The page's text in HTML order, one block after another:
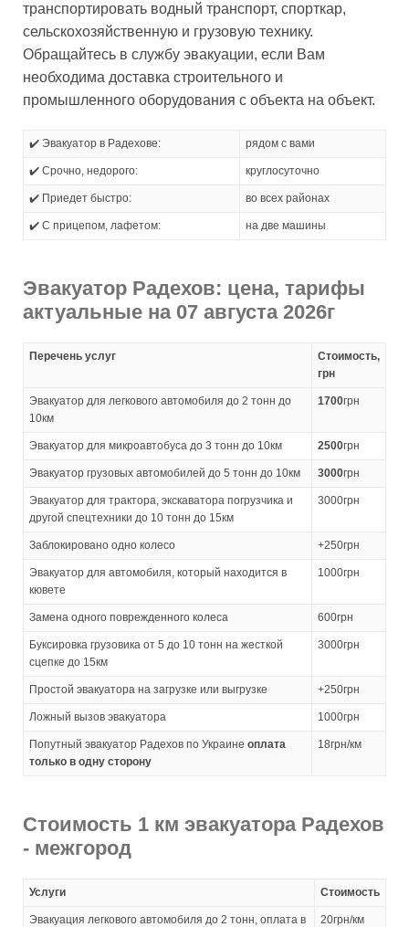
транспортировать водный транспорт, спорткар,
сельскохозяйственную и грузовую технику.
Обращайтесь в службу эвакуации, если Вам
необходима доставка строительного и
промышленного оборудования с объекта на объект.
✔️ Эвакуатор в Радехове: рядом с вами
✔️ Срочно, недорого: круглосуточно
✔️ Приедет быстро: во всех районах
✔️ С прицепом, лафетом: на две машины
Эвакуатор Радехов: цена, тарифы
актуальные на 07 августа 2026г
Перечень услуг
Стоимость,
грн
Эвакуатор для легкового автомобиля до 2 тонн до
10км
1700грн
Эвакуатор для микроавтобуса до 3 тонн до 10км 2500грн
Эвакуатор грузовых автомобилей до 5 тонн до 10км 3000грн
Эвакуатор для трактора, экскаватора погрузчика и
другой спецтехники до 10 тонн до 15км
3000грн
Заблокировано одно колесо +250грн
Эвакуатор для автомобиля, который находится в
кювете
1000грн
Замена одного поврежденного колеса 600грн
Буксировка грузовика от 5 до 10 тонн на жесткой
сцепке до 15км
3000грн
Простой эвакуатора на загрузке или выгрузке +250грн
Ложный вызов эвакуатора 1000грн
Попутный эвакуатор Радехов по Украине оплата
только в одну сторону
18грн/км
Стоимость 1 км эвакуатора Радехов
- межгород
Услуги Стоимость
Эвакуация легкового автомобиля до 2 тонн, оплата в
20грн/км